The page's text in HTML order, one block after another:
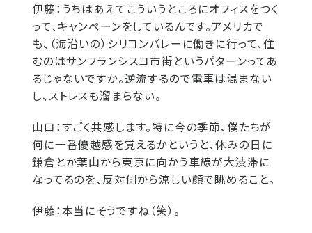
伊藤： うちはあえてこういうところにオフィスをつく
って、キャンペーンをしているんです。アメリカで
も、（海沿いの）シリコンバレーに働きに行って、住
むのはサンフランシスコ市街というパターンってあ
るじゃないですか。逆流するので電車は混まない
し、ストレスも溜まらない。
山口：すごく共感します。特に今の季節、僕たちが
何に一番優越感を覚えるかというと、休みの日に
鎌倉とか葉山から東京に向かう車線が大渋滞に
なってるのを、反対側から涼しい顔で眺めること。
伊藤：本当にそうですね（笑）。